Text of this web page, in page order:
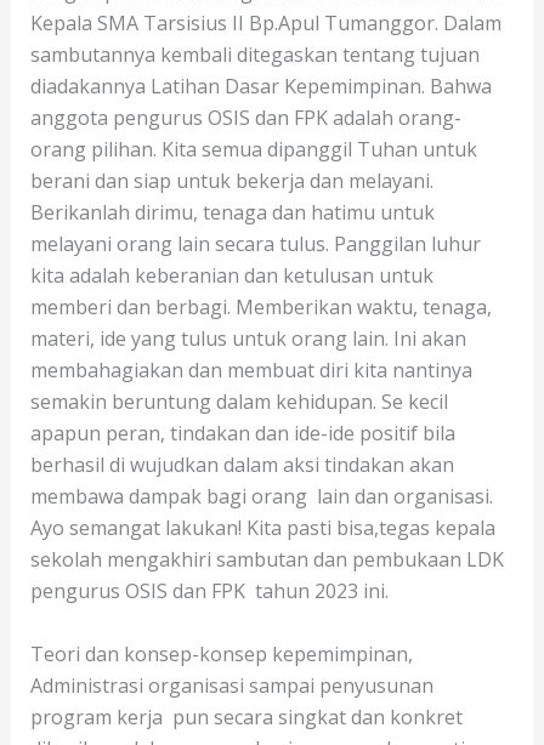
Kepala SMA Tarsisius II Bp.Apul Tumanggor. Dalam
sambutannya kembali ditegaskan tentang tujuan
diadakannya Latihan Dasar Kepemimpinan. Bahwa
anggota pengurus OSIS dan FPK adalah orang-
orang pilihan. Kita semua dipanggil Tuhan untuk
berani dan siap untuk bekerja dan melayani.
Berikanlah dirimu, tenaga dan hatimu untuk
melayani orang lain secara tulus. Panggilan luhur
kita adalah keberanian dan ketulusan untuk
memberi dan berbagi. Memberikan waktu, tenaga,
materi, ide yang tulus untuk orang lain. Ini akan
membahagiakan dan membuat diri kita nantinya
semakin beruntung dalam kehidupan. Se kecil
apapun peran, tindakan dan ide-ide positif bila
berhasil di wujudkan dalam aksi tindakan akan
membawa dampak bagi orang lain dan organisasi.
Ayo semangat lakukan! Kita pasti bisa,tegas kepala
sekolah mengakhiri sambutan dan pembukaan LDK
pengurus OSIS dan FPK tahun 2023 ini.
Teori dan konsep-konsep kepemimpinan,
Administrasi organisasi sampai penyusunan
program kerja pun secara singkat dan konkret